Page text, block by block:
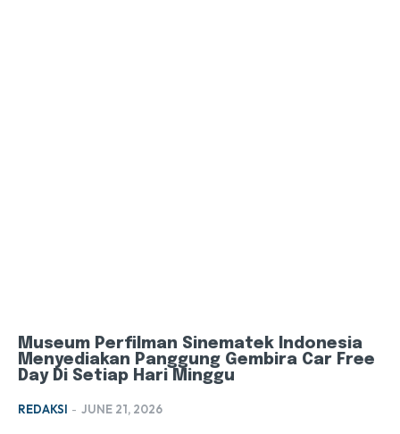
Museum Perfilman Sinematek Indonesia
Menyediakan Panggung Gembira Car Free
Day Di Setiap Hari Minggu
REDAKSI - JUNE 21, 2026